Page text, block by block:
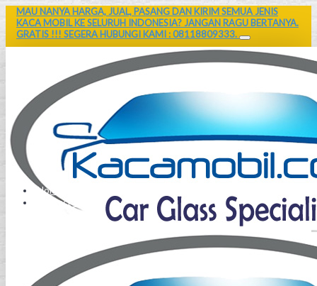
MAU NANYA HARGA, JUAL, PASANG DAN KIRIM SEMUA JENIS
KACA MOBIL KE SELURUH INDONESIA? JANGAN RAGU BERTANYA.
GRATIS !!! SEGERA HUBUNGI KAMI : 08118809333.
Home
Contact Us